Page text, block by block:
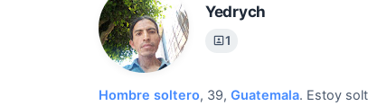
Yedrych
1
Hombre soltero, 39, Guatemala. Estoy